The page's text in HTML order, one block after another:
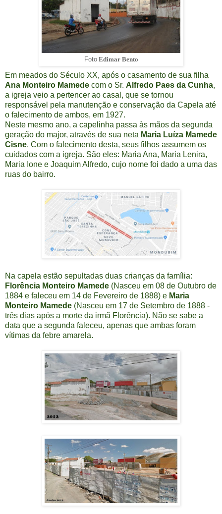
FotoEdimar Bento
Em meados do Século XX, após o casamento de sua filha
Ana Monteiro Mamede com o Sr. Alfredo Paes da Cunha,
a igreja veio a pertencer ao casal, que se tornou
responsável pela manutenção e conservação da Capela até
o falecimento de ambos, em 1927.
Neste mesmo ano, a capelinha passa às mãos da segunda
geração do major, através de sua neta Maria Luíza Mamede
Cisne. Com o falecimento desta, seus filhos assumem os
cuidados com a igreja. São eles: Maria Ana, Maria Lenira,
Maria Ione e Joaquim Alfredo, cujo nome foi dado a uma das
ruas do bairro.
Na capela estão sepultadas duas crianças da família:
Florência Monteiro Mamede (Nasceu em 08 de Outubro de
1884 e faleceu em 14 de Fevereiro de 1888) e Maria
Monteiro Mamede (Nasceu em 17 de Setembro de 1888 -
três dias após a morte da irmã Florência). Não se sabe a
data que a segunda faleceu, apenas que ambas foram
vítimas da febre amarela.